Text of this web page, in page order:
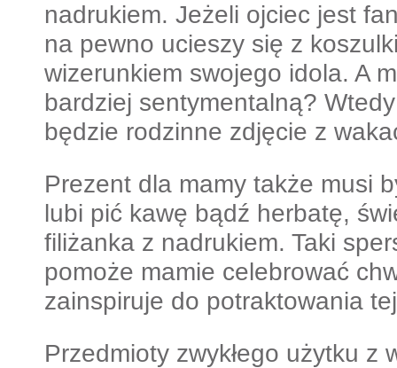
nadrukiem. Jeżeli ojciec jest
na pewno ucieszy się z
wizerunkiem swojego idola. A
bardziej sentymentalną?
będzie rodzinne zdjęcie z
Prezent dla mamy także musi
lubi pić kawę bądź herbatę,
filiżanka z nadrukiem. Taki
pomoże mamie celebrować
zainspiruje do potraktowania
Przedmioty zwykłego użytku z